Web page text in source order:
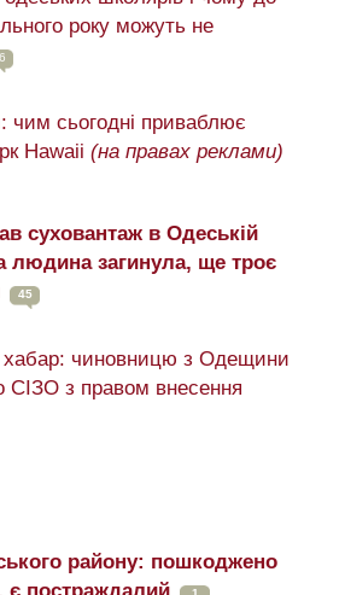
року можуть не
чим сьогодні приваблює
Hawaii (на правах реклами)
суховантаж в Одеській
людина загинула, ще троє
45
хабар: чиновницю з Одещини
СІЗО з правом внесення
району: пошкоджено